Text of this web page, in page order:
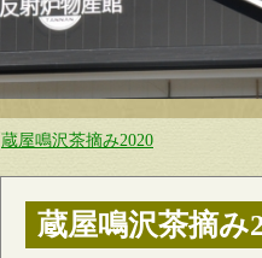
蔵屋鳴沢茶摘み2020
蔵屋鳴沢茶摘み